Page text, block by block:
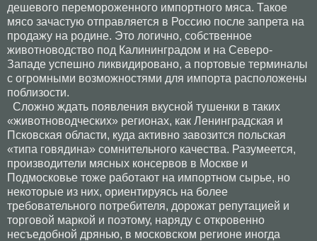
дешевого перемороженного импортного мяса. Такое
мясо зачастую отправляется в Россию после запрета на
продажу на родине. Это логично, собственное
животноводство под Калининградом и на Северо-
Западе успешно ликвидировано, а портовые терминалы
с огромными возможностями для импорта расположены
поблизости.
Сложно ждать появления вкусной тушенки в таких
«животноводческих» регионах, как Ленинградская и
Псковская области, куда активно завозится польская
«типа говядина» сомнительного качества. Разумеется,
производители мясных консервов в Москве и
Подмосковье тоже работают на импортном сырье, но
некоторые из них, ориентируясь на более
требовательного потребителя, дорожат репутацией и
торговой маркой и поэтому, наряду с откровенно
несъедобной дрянью, в московском регионе иногда